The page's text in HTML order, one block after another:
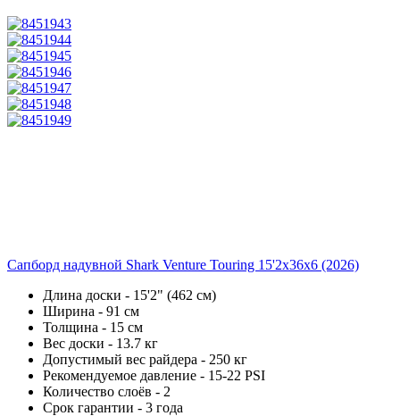
Сапборд надувной Shark Venture Touring 15'2x36x6 (2026)
Длина доски - 15'2" (462 см)
Ширина - 91 см
Толщина - 15 см
Вес доски - 13.7 кг
Допустимый вес райдера - 250 кг
Рекомендуемое давление - 15-22 PSI
Количество слоёв - 2
Срок гарантии - 3 года